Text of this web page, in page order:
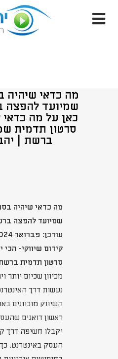
מה כדאי שיהיה
שמיועד להפצה
כאן על מה
סרטון תדמית
ברשת |
מה כדאי שיהיה
שמיועד להפצה
עודכן: פברואר 2024
קידום שיווקי- הכי
סרטון תדמית
מכיוון שכיום יותר
נעשות דרך
השיווק מוכוונים
ראשון דואגים
יקבלו חשיפה דרך
העסק באינטרנט,